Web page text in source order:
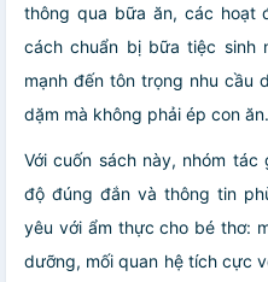
thông qua bữa ăn, các hoạt
cách chuẩn bị bữa tiệc sinh
mạnh đến tôn trọng nhu cầu
dặm mà không phải ép con ăn.
Với cuốn sách này, nhóm
độ đúng đắn và thông tin
yêu với ẩm thực cho bé thơ:
dưỡng, mối quan hệ tích cực